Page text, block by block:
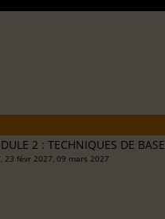
2 : TECHNIQUES DE BASE
23 févr 2027, 09 mars 2027